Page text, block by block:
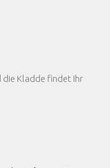
die Kladde findet Ihr